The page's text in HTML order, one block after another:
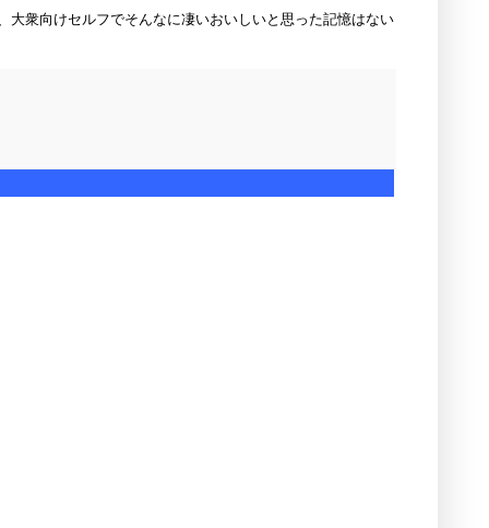
衆向けセルフでそんなに凄いおいしいと思った記憶はない